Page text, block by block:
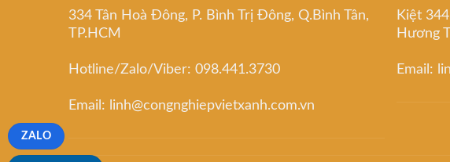
334 Tân Hoà Đông, P. Bình Trị Đông, Q.Bình Tân,
TP.HCM
Hotline/Zalo/Viber: 098.441.3730
Email: linh@congnghiepvietxanh.com.vn
Kiệt
Hương
Email:
ZALO